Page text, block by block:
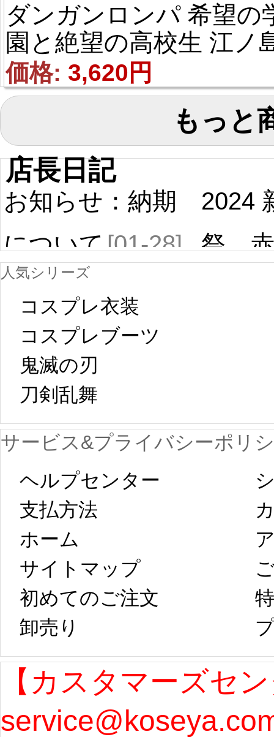
ダンガンロンパ 希望の
園と絶望の高校生 江ノ
盾子（えのしま じゅん
こ） キノコ コス用具 コ
価格: 3,620円
もっと
店長日記
お知らせ：納期
について[01-28]
中国旧正月の影
響で2024年2月5
日から工場生産
が一時停止いた
します。 2月5日
以後のご注文
は、2月25日から
コスプレ制作、
発送予定となり
ます。 ...[more]
2024
祭 赤
プレ
新春
字半
第二
たし
ル期
まで
人気シリーズ
コスプレ衣装
コスプレブーツ
鬼滅の刃
刀剣乱舞
サービス&プライバシーポリ
ヘルプセンター
支払方法
ホーム
サイトマップ
初めてのご注文
卸売り
【カスタマーズセ